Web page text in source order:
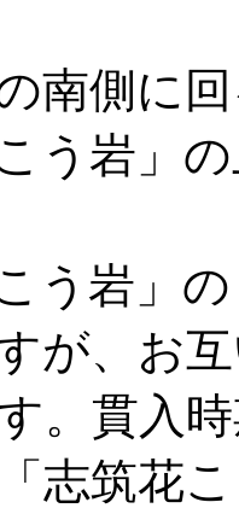
南側に
う岩」
う岩」の
が、お
。貫入
志筑花